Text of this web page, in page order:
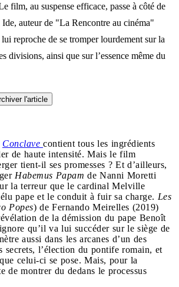
film, au suspense efficace, passe à côté de
Ide, auteur de "La Rencontre au cinéma"
reproche de se tromper lourdement sur la
divisions, ainsi que sur l’essence même du
l'article
Conclave contient tous les ingrédients
de haute intensité. Mais le film
tient-il ses promesses ? Et d’ailleurs,
Habemus Papam de Nanni Moretti
la terreur que le cardinal Melville
pape et le conduit à fuir sa charge. Les
Popes) de Fernando Meirelles (2019)
de la démission du pape Benoît
qu’il va lui succéder sur le siège de
aussi dans les arcanes d’un des
secrets, l’élection du pontife romain, et
celui-ci se pose. Mais, pour la
de montrer du dedans le processus